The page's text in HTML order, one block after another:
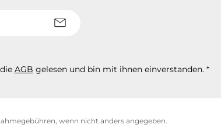
AGB gelesen und bin mit ihnen einverstanden. *
wenn nicht anders angegeben.